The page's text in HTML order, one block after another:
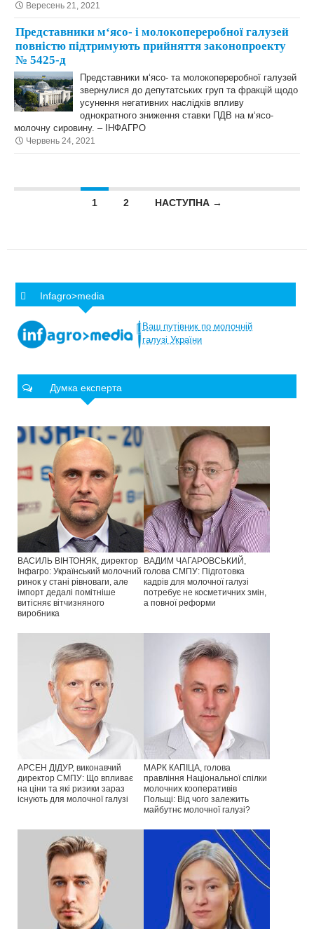
Вересень 21, 2021
Представники м‘ясо- і молокопереробної галузей
повністю підтримують прийняття законопроекту
№ 5425-д
Представники м‘ясо- та молокопереробної галузей
звернулися до депутатських груп та фракцій щодо
усунення негативних наслідків впливу
однократного зниження ставки ПДВ на м‘ясо-
молочну сировину. – ІНФАГРО
Червень 24, 2021
Posts navigation
1 2 НАСТУПНА →
Infagro>media
Ваш путівник по молочній
галузі України
Думка експерта
ВАСИЛЬ ВІНТОНЯК, директор
Інфагро: Український молочний
ринок у стані рівноваги, але
імпорт дедалі помітніше
витісняє вітчизняного
виробника
ВАДИМ ЧАГАРОВСЬКИЙ,
голова СМПУ: Підготовка
кадрів для молочної галузі
потребує не косметичних змін,
а повної реформи
АРСЕН ДІДУР, виконавчий
директор СМПУ: Що впливає
на ціни та які ризики зараз
існують для молочної галузі
МАРК КАПІЦА, голова
правління Національної спілки
молочних кооперативів
Польщі: Від чого залежить
майбутнє молочної галузі?